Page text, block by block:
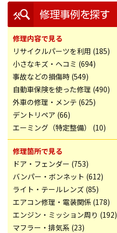
修理内容で見る
リサイクルパーツを利用 (185)
小さなキズ・ヘコミ (694)
事故などの損傷時 (549)
自動車保険を使った修理 (490)
外車の修理・メンテ (625)
デントリペア (66)
エーミング（特定整備） (10)
修理箇所で見る
ドア・フェンダー (753)
バンパー・ボンネット (612)
ライト・テールレンズ (85)
エアコン修理・電装関係 (178)
エンジン・ミッション周り (192)
マフラー・排気系 (23)